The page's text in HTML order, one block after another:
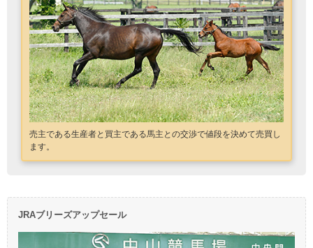
売主である生産者と買主である馬主との交渉で値段を決めて売買し
ます。
JRAブリーズアップセール